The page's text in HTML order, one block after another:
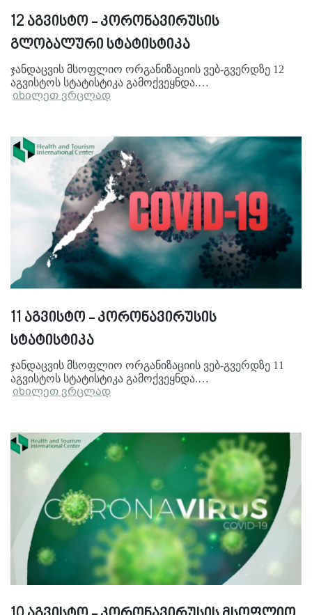
12 აგვისტო - კორონავირუსის
გლობალური სტატისტიკა
ჯანდაცვის მსოფლიო ორგანიზაციის ვებ-გვერდზე 12
აგვისტოს სტატისტიკა გამოქვეყნდა.…
იხილეთ ვრცლად
11 აგვისტო - კორონავირუსის
სტატისტიკა
ჯანდაცვის მსოფლიო ორგანიზაციის ვებ-გვერდზე 11
აგვისტოს სტატისტიკა გამოქვეყნდა.…
იხილეთ ვრცლად